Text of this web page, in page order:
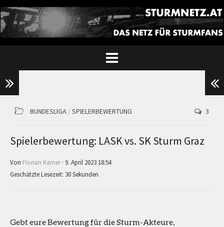
BUNDESLIGA /SPIELERBEWERTUNG 3
Spielerbewertung: LASK vs. SK Sturm Graz
Von Florian Karner· 9. April 2023 18:54
Geschätzte Lesezeit: 30 Sekunden
Gebt eure Bewertung für die Sturm-Akteure,